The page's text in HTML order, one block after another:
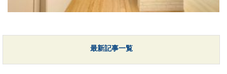
最新記事一覧